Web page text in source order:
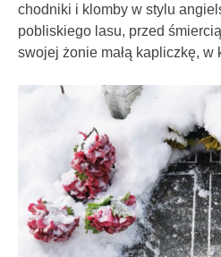
chodniki i klomby w stylu
pobliskiego lasu, przed
swojej żonie małą kapliczkę, w